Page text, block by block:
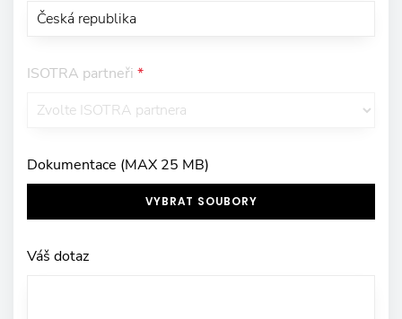
ISOTRA partneři *
Dokumentace (MAX 25 MB)
VYBRAT SOUBORY
Váš dotaz